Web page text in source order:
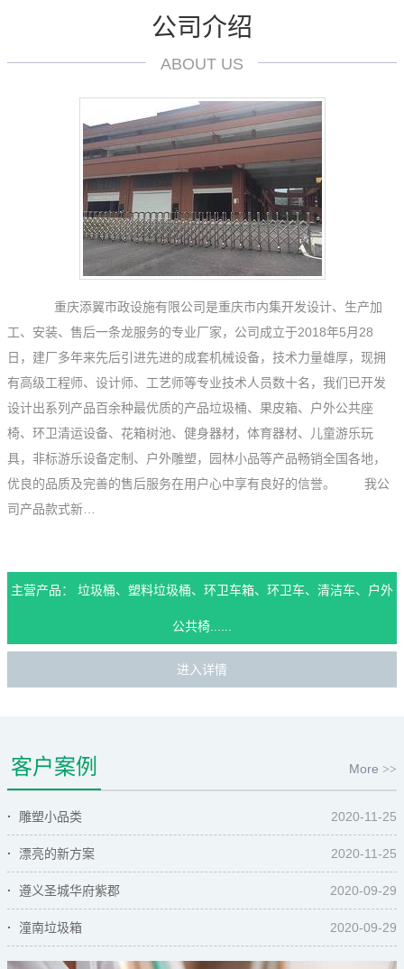
公司介绍
ABOUT US
重庆添翼市政设施有限公司是重庆市内集开发设计、生产加
工、安装、售后一条龙服务的专业厂家，公司成立于2018年5月28
日，建厂多年来先后引进先进的成套机械设备，技术力量雄厚，现拥
有高级工程师、设计师、工艺师等专业技术人员数十名，我们已开发
设计出系列产品百余种最优质的产品垃圾桶、果皮箱、户外公共座
椅、环卫清运设备、花箱树池、健身器材，体育器材、儿童游乐玩
具，非标游乐设备定制、户外雕塑，园林小品等产品畅销全国各地，
优良的品质及完善的售后服务在用户心中享有良好的信誉。 我公
司产品款式新…
主营产品： 垃圾桶、塑料垃圾桶、环卫车箱、环卫车、清洁车、户外
公共椅......
进入详情
客户案例 More >>
雕塑小品类 2020-11-25
漂亮的新方案 2020-11-25
遵义圣城华府紫郡 2020-09-29
潼南垃圾箱 2020-09-29